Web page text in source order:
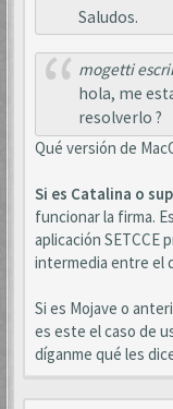
Saludos.
mogetti
hola, me
resolverlo ?
Qué versión de
Si es Catalina o
funcionar la firma.
aplicación SETCCE
intermedia entre el
Si es Mojave o
es este el caso de
díganme qué les